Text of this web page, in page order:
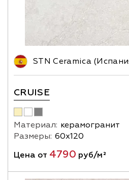
STN Ceramica
CRUISE
Материал: керамогранит
Размеры: 60х120
Цена от 4790 руб/м²